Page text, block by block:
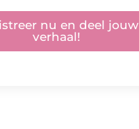
nu en deel jouw
verhaal!